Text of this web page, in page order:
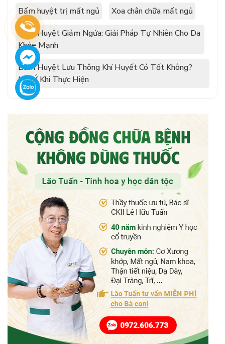
Bấm huyệt trị mất ngủ
Xoa chân chữa mất ngủ
Bấm Huyệt Giảm Ngứa: Giải Pháp Tự Nhiên Cho Da
Khỏe Mạnh
Bấm Huyệt Lưu Thông Khí Huyết Có Tốt Không?
Lưu Ý Khi Thực Hiện